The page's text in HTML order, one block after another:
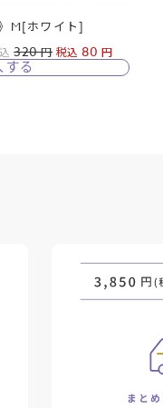
M[ホワイト]
320 税込 80
る